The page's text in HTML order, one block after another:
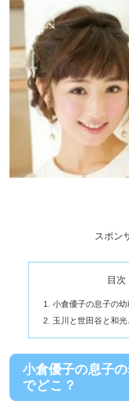
スポン
目次
小倉優子の息子の
玉川と世田谷と和光
小倉優子の息子
でどこ？